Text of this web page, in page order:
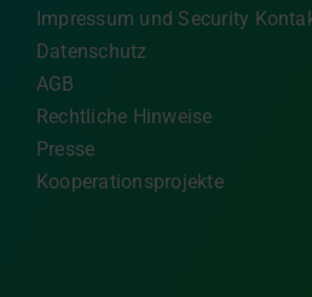
Impressum und Security
Datenschutz
AGB
Rechtliche Hinweise
Presse
Kooperationsprojekte